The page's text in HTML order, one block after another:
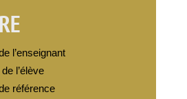
l’enseignant
l’élève
référence